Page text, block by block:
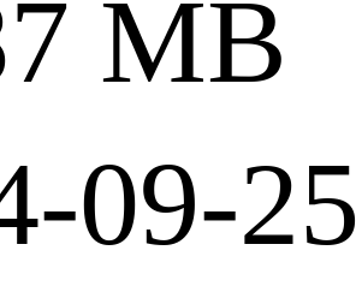
MB
09-25